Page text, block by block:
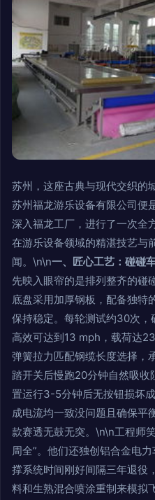
苏州，这座古典与现代交织的
苏州福龙游乐设备有限公司便
深入福龙工厂，进行了一次全
在游乐设备领域的精湛技艺与
闻。\n\n一、匠心工艺：碰碰
先映入眼帘的是排列整齐的碰
底盘采用加厚钢板，配备独特
保持稳定。每轮测试约30次
高效可达到13 mph，载荷达
弹簧拉力匹配钢缆长度选择，
踏开关后慢跑20分钟自然吸
置运行3-5分钟后无按钮损坏
成电流均一致没问题且确保平
款赛透无鼓无突。\n\n工程师
周全”。他们还独创铝合金电
撑系统时间刚好间隔三年退役
料和生熟混合喷涂重制来模